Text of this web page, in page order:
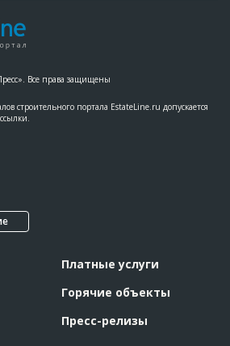
Все права защищены
строительного портала EstateLine.ru допускается
Платные услуги
Горячие объекты
Пресс-релизы